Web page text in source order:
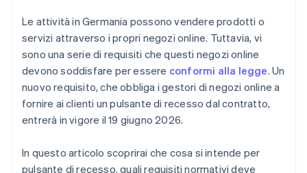
Le attività in Germania possono vendere prodotti o
servizi attraverso i propri negozi online. Tuttavia, vi
sono una serie di requisiti che questi negozi online
devono soddisfare per essere conformi alla legge. Un
nuovo requisito, che obbliga i gestori di negozi online a
fornire ai clienti un pulsante di recesso dal contratto,
entrerà in vigore il 19 giugno 2026.
In questo articolo scoprirai che cosa si intende per
pulsante di recesso, quali requisiti normativi deve